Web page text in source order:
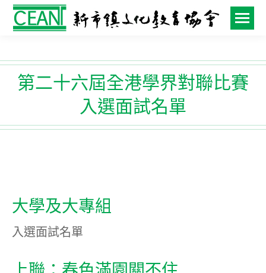
第二十六屆全港學界對聯比賽
入選面試名單
⼤學及⼤專組
入選面試名單